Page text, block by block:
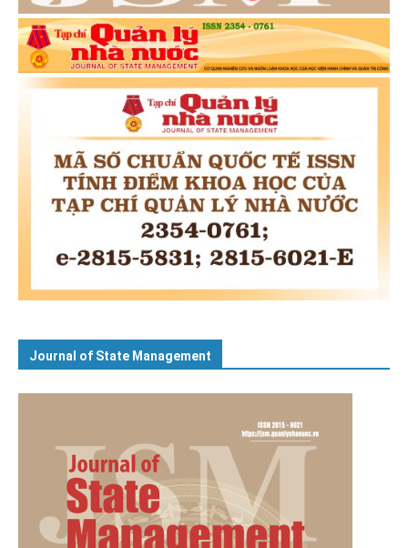
Journal of State Management